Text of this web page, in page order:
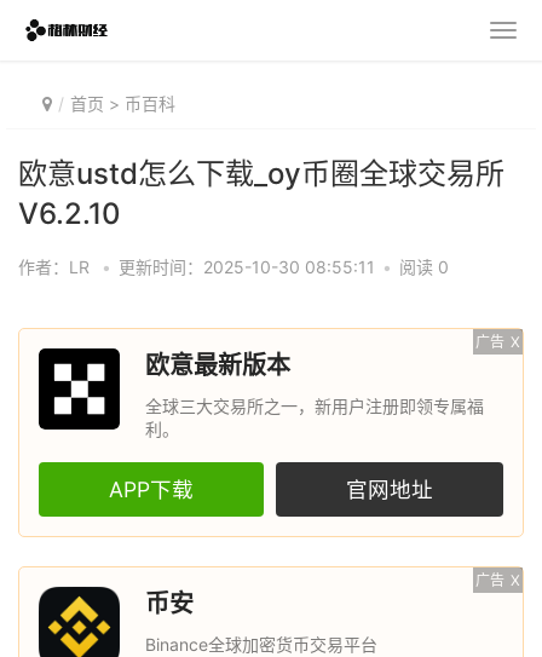
首页 > 币百科
欧意ustd怎么下载_oy币圈全球交易所
V6.2.10
作者：LR • 更新时间：2025-10-30 08:55:11 • 阅读 0
广告 X
欧意最新版本
全球三大交易所之一，新用户注册即领专属福
利。
APP下载 官网地址
广告 X
币安
Binance全球加密货币交易平台